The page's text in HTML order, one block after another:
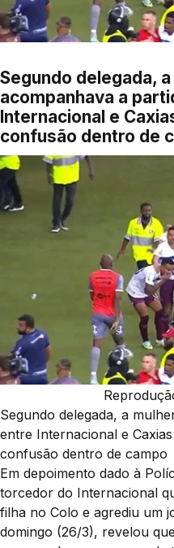
Segundo delegada,
acompanhava a
Internacional e
confusão dentro de
Segundo delegada, a
entre Internacional e
confusão dentro de campo
Em depoimento dado à
torcedor do Internacional
filha no Colo e agrediu um
domingo (26/3), revelou